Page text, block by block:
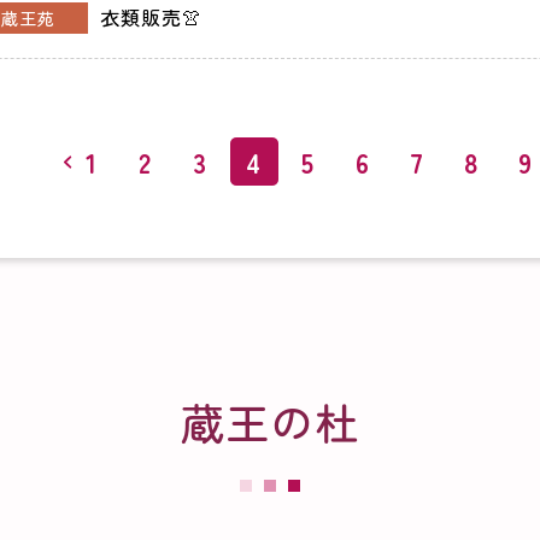
蔵王苑 衣類販売👚
1 2 3 4 5 6 7 8 9
蔵王の杜